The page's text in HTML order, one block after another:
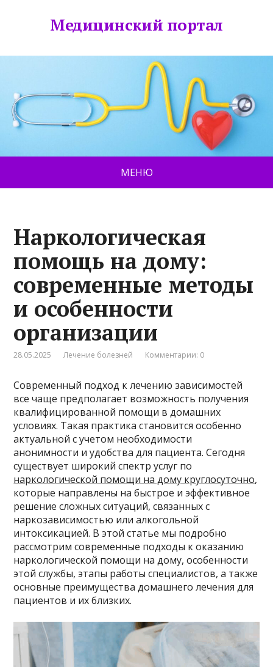
Медицинский портал
МЕНЮ
Наркологическая
помощь на дому:
современные методы
и особенности
организации
28.05.2025 Лечение болезней Комментарии: 0
Современный подход к лечению зависимостей
все чаще предполагает возможность получения
квалифицированной помощи в домашних
условиях. Такая практика становится особенно
актуальной с учетом необходимости
анонимности и удобства для пациента. Сегодня
существует широкий спектр услуг по
наркологической помощи на дому круглосуточно,
которые направлены на быстрое и эффективное
решение сложных ситуаций, связанных с
наркозависимостью или алкогольной
интоксикацией. В этой статье мы подробно
рассмотрим современные подходы к оказанию
наркологической помощи на дому, особенности
этой службы, этапы работы специалистов, а также
основные преимущества домашнего лечения для
пациентов и их близких.